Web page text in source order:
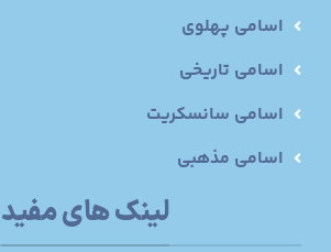
اسامی پهلوی
اسامی تاریخی
اسامی سانسکریت
اسامی مذهبی
لینک های مفید